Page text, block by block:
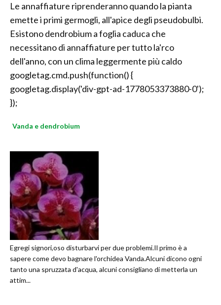
Le annaffiature riprenderanno quando la pianta
emette i primi germogli, all'apice degli pseudobulbi.
Esistono dendrobium a foglia caduca che
necessitano di annaffiature per tutto la'rco
dell'anno, con un clima leggermente più caldo
googletag.cmd.push(function() {
googletag.display('div-gpt-ad-1778053373880-0');
});
Vanda e dendrobium
Egregi signori,oso disturbarvi per due problemi.Il primo è a
sapere come devo bagnare l'orchidea Vanda.Alcuni dicono ogni
tanto una spruzzata d'acqua, alcuni consigliano di metterla un
attim...